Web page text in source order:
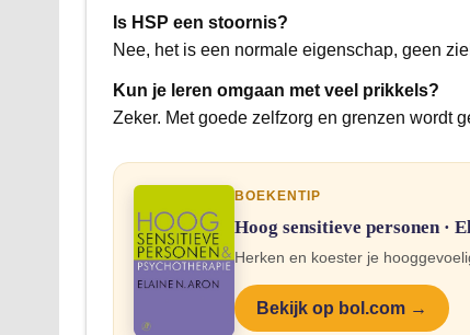
Is HSP een stoornis?
Nee, het is een normale eigenschap, geen
Kun je leren omgaan met veel prikkels?
Zeker. Met goede zelfzorg en grenzen wordt
BOEKENTIP
Hoog sensitieve personen ·
Herken en koester je
Bekijk op bol.com →